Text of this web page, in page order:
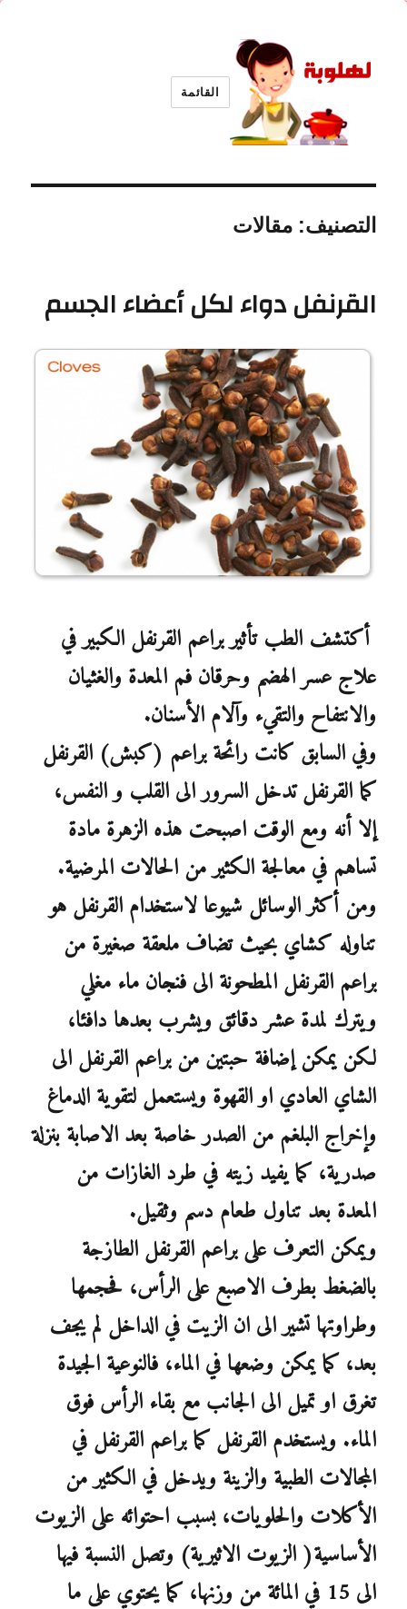
القائمة
التصنيف:مقالات
القرنفل دواء لكل أعضاء الجسم
أكتشف الطب تأثير براعم القرنفل الكبير في
علاج عسر الهضم وحرقان فم المعدة والغثيان
والانتفاح والتقيء وآلام الأسنان.
وفي السابق كانت رائحة براعم (كبش) القرنفل
كما القرنفل تدخل السرور الى القلب و النفس،
إلا أنه ومع الوقت اصبحت هذه الزهرة مادة
تساهم في معالجة الكثير من الحالات المرضية.
ومن أكثر الوسائل شيوعا لاستخدام القرنفل هو
تناوله كشاي بحيث تضاف ملعقة صغيرة من
براعم القرنفل المطحونة الى فنجان ماء مغلي
ويترك لمدة عشر دقائق ويشرب بعدها دافئا،
لكن يمكن إضافة حبتين من براعم القرنفل الى
الشاي العادي او القهوة ويستعمل لتقوية الدماغ
وإخراج البلغم من الصدر خاصة بعد الاصابة بنزلة
صدرية، كما يفيد زيته في طرد الغازات من
المعدة بعد تناول طعام دسم وثقيل.
ويمكن التعرف على براعم القرنفل الطازجة
بالضغط بطرف الاصبع على الرأس، فحجمها
وطراوتها تشير الى ان الزيت في الداخل لم يجف
بعد، كما يمكن وضعها في الماء، فالنوعية الجيدة
تغرق او تميل الى الجانب مع بقاء الرأس فوق
الماء. ويستخدم القرنفل كما براعم القرنفل في
المجالات الطبية والزينة ويدخل في الكثير من
الأكلات والحلويات، بسبب احتوائه على الزيوت
الأساسية( الزيوت الاثيرية) وتصل النسبة فيها
الى 15 في المائة من وزنها، كما يحتوي على ما